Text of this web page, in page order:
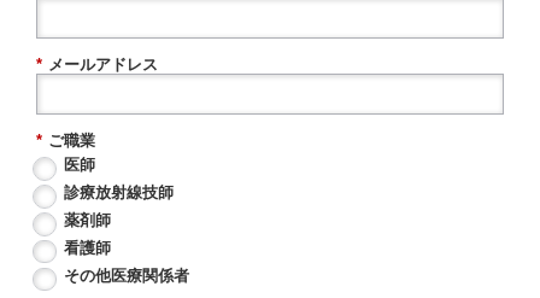
* メールアドレス
* ご職業
医師
診療放射線技師
薬剤師
看護師
その他医療関係者